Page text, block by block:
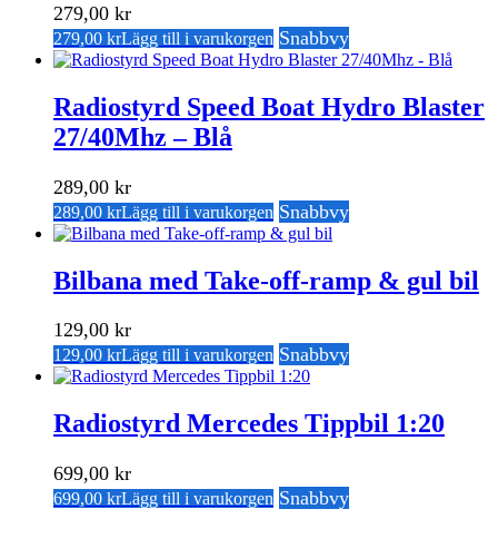
279,00 kr
279,00 krLägg till i varukorgen Snabbvy
Radiostyrd Speed Boat Hydro Blaster
27/40Mhz – Blå
289,00 kr
289,00 krLägg till i varukorgen Snabbvy
Bilbana med Take-off-ramp & gul bil
129,00 kr
129,00 krLägg till i varukorgen Snabbvy
Radiostyrd Mercedes Tippbil 1:20
699,00 kr
699,00 krLägg till i varukorgen Snabbvy